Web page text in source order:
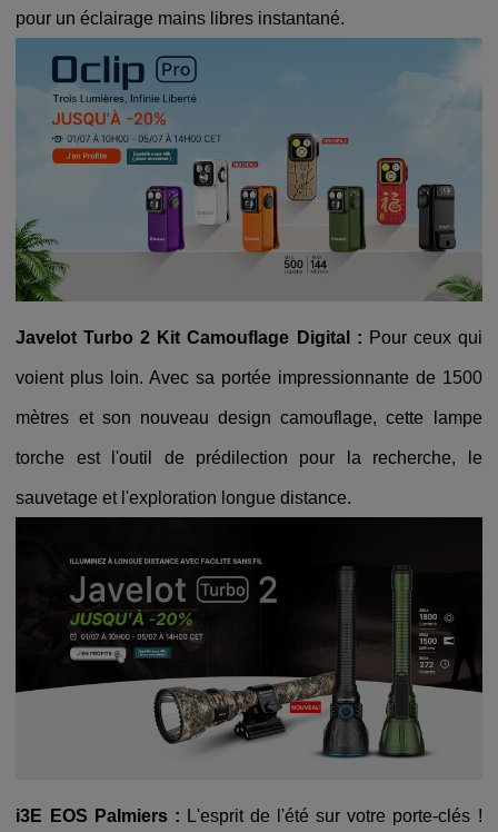
pour un éclairage mains libres instantané.
Javelot Turbo 2 Kit Camouflage Digital : Pour ceux qui
voient plus loin. Avec sa portée impressionnante de 1500
mètres et son nouveau design camouflage, cette lampe
torche est l'outil de prédilection pour la recherche, le
sauvetage et l'exploration longue distance.
i3E EOS Palmiers : L'esprit de l'été sur votre porte-clés !